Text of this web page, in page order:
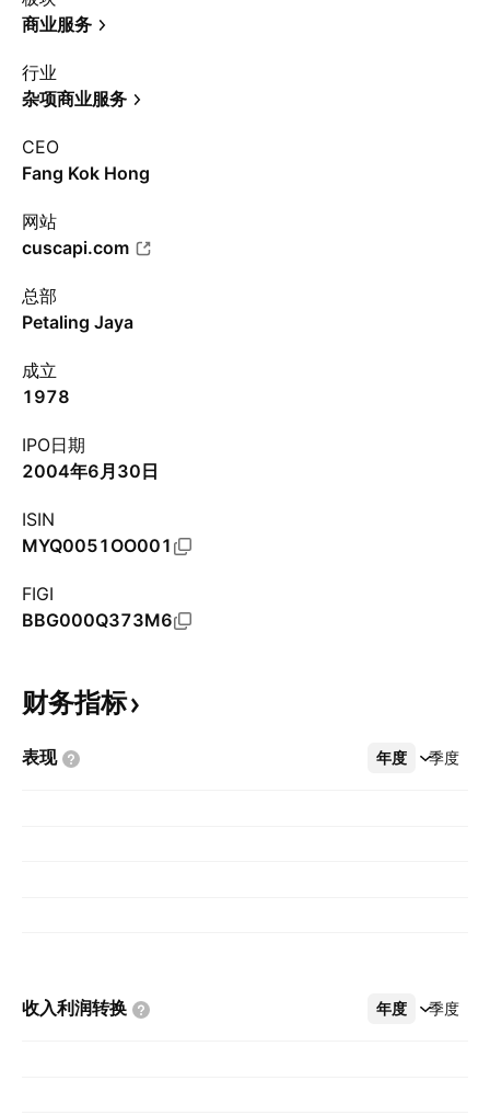
商业服务
行业
杂项商业服务
CEO
Fang Kok Hong
网站
cuscapi.com
总部
Petaling Jaya
成立
1978
IPO日期
2004年6月30日
ISIN
MYQ0051OO001
FIGI
BBG000Q373M6
财务指标
表现 年度 季度
更多
收入利润转换 年度 季度
更多